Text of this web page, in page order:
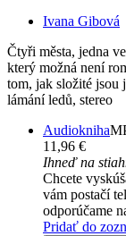
Ivana Gibová
Čtyři města, jedna
který možná není
tom, jak složité jsou
lámání ledů, stereo
Audiokniha
11,96 €
Ihneď na
Chcete
vám postačí
odporúčame
Pridať do